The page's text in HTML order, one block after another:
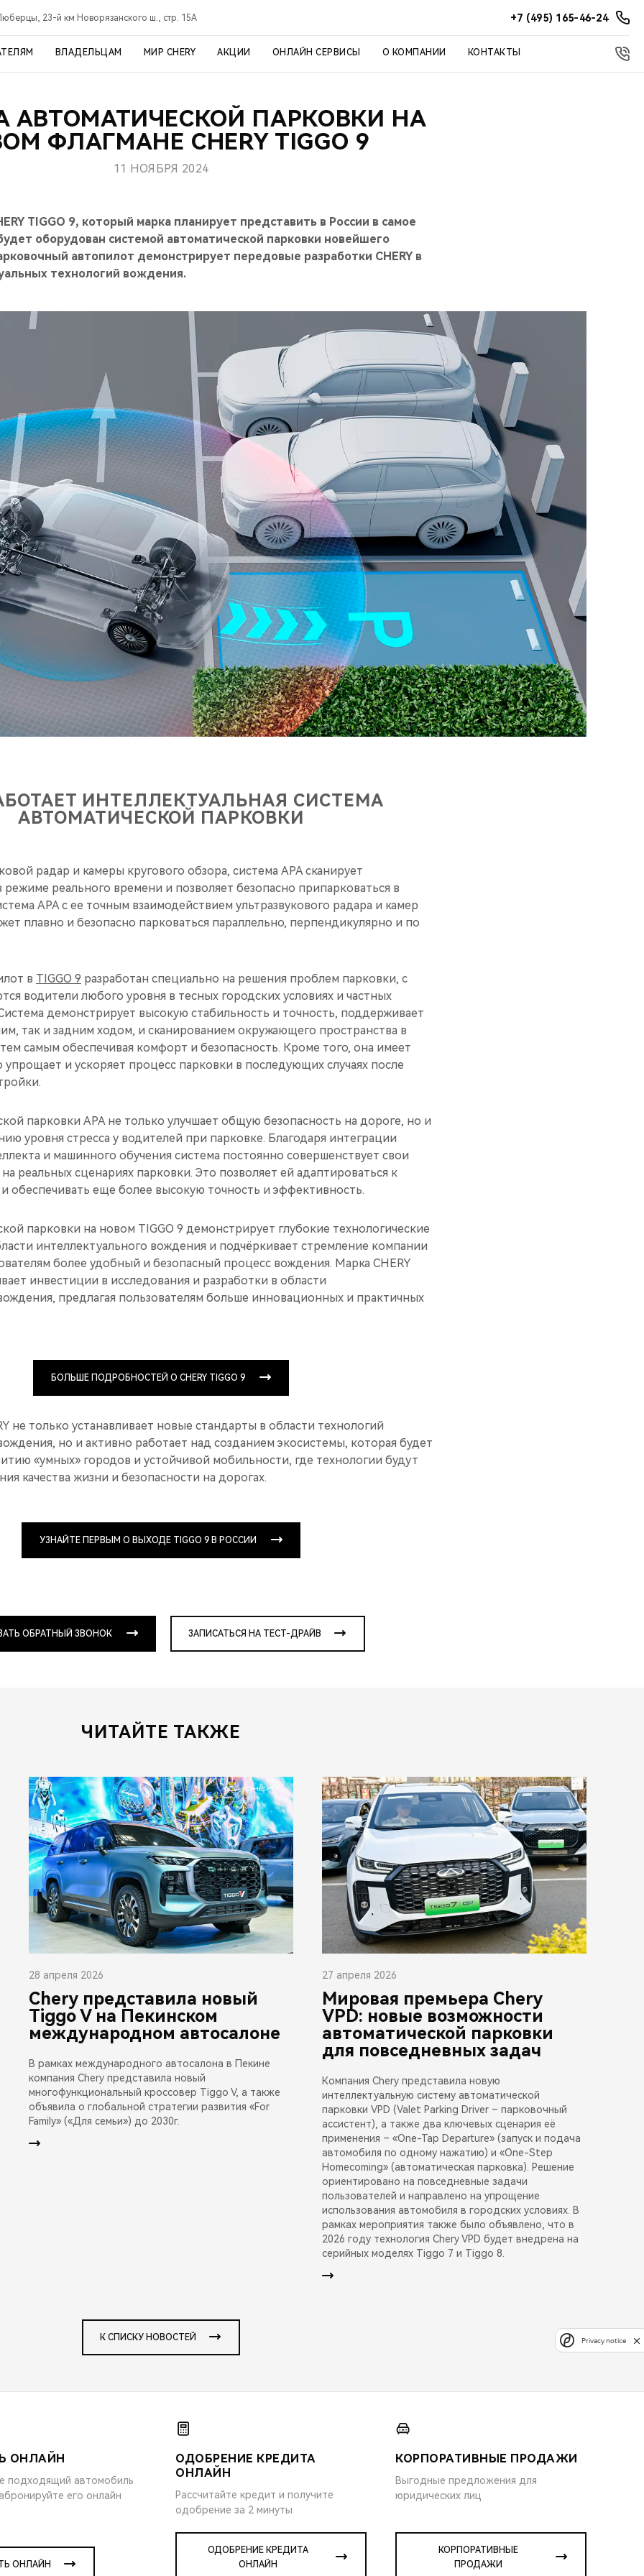
23-й км Новорязанского ш., стр. 15А +7 (495) 165-46-24
ВЛАДЕЛЬЦАМ МИР CHERY АКЦИИ ОНЛАЙН СЕРВИСЫ О КОМПАНИИ КОНТАКТЫ
АВТОМАТИЧЕСКОЙ ПАРКОВКИ НА
ФЛАГМАНЕ CHERY TIGGO 9
11 НОЯБРЯ 2024
TIGGO 9, который марка планирует представить в России в самое
оборудован системой автоматической парковки новейшего
автопилот демонстрирует передовые разработки CHERY в
технологий вождения.
ИНТЕЛЛЕКТУАЛЬНАЯ СИСТЕМА
АВТОМАТИЧЕСКОЙ ПАРКОВКИ
радар и камеры кругового обзора, система APA сканирует
реального времени и позволяет безопасно припарковаться в
APA с ее точным взаимодействием ультразвукового радара и камер
плавно и безопасно парковаться параллельно, перпендикулярно и по
в TIGGO 9 разработан специально на решения проблем парковки, с
водители любого уровня в тесных городских условиях и частных
демонстрирует высокую стабильность и точность, поддерживает
так и задним ходом, и сканированием окружающего пространства в
самым обеспечивая комфорт и безопасность. Кроме того, она имеет
и ускоряет процесс парковки в последующих случаях после
парковки APA не только улучшает общую безопасность на дороге, но и
уровня стресса у водителей при парковке. Благодаря интеграции
и машинного обучения система постоянно совершенствует свои
реальных сценариях парковки. Это позволяет ей адаптироваться к
обеспечивать еще более высокую точность и эффективность.
парковки на новом TIGGO 9 демонстрирует глубокие технологические
интеллектуального вождения и подчёркивает стремление компании
более удобный и безопасный процесс вождения. Марка CHERY
инвестиции в исследования и разработки в области
предлагая пользователям больше инновационных и практичных
БОЛЬШЕ ПОДРОБНОСТЕЙ О CHERY TIGGO 9
не только устанавливает новые стандарты в области технологий
но и активно работает над созданием экосистемы, которая будет
«умных» городов и устойчивой мобильности, где технологии будут
качества жизни и безопасности на дорогах.
УЗНАЙТЕ ПЕРВЫМ О ВЫХОДЕ TIGGO 9 В РОССИИ
ОБРАТНЫЙ ЗВОНОК ЗАПИСАТЬСЯ НА ТЕСТ-ДРАЙВ
ЧИТАЙТЕ ТАКЖЕ
28 апреля 2026
Chery представила новый
Tiggo V на Пекинском
международном автосалоне
В рамках международного автосалона в Пекине
компания Chery представила новый
многофункциональный кроссовер Tiggo V, а также
объявила о глобальной стратегии развития «For
Family» («Для семьи») до 2030г.
27 апреля 2026
Мировая премьера Chery
VPD: новые возможности
автоматической парковки
для повседневных задач
Компания Chery представила новую
интеллектуальную систему автоматической
парковки VPD (Valet Parking Driver – парковочный
ассистент), а также два ключевых сценария её
применения – «One-Tap Departure» (запуск и подача
автомобиля по одному нажатию) и «One-Step
Homecoming» (автоматическая парковка). Решение
ориентировано на повседневные задачи
пользователей и направлено на упрощение
использования автомобиля в городских условиях. В
рамках мероприятия также было объявлено, что в
2026 году технология Chery VPD будет внедрена на
серийных моделях Tiggo 7 и Tiggo 8.
К СПИСКУ НОВОСТЕЙ
ОНЛАЙН
подходящий автомобиль
его онлайн
ОНЛАЙН
ОДОБРЕНИЕ КРЕДИТА
ОНЛАЙН
Рассчитайте кредит и получите
одобрение за 2 минуты
ОДОБРЕНИЕ КРЕДИТА
ОНЛАЙН
КОРПОРАТИВНЫЕ ПРОДАЖИ
Выгодные предложения для
юридических лиц
КОРПОРАТИВНЫЕ
ПРОДАЖИ
Privacy notice